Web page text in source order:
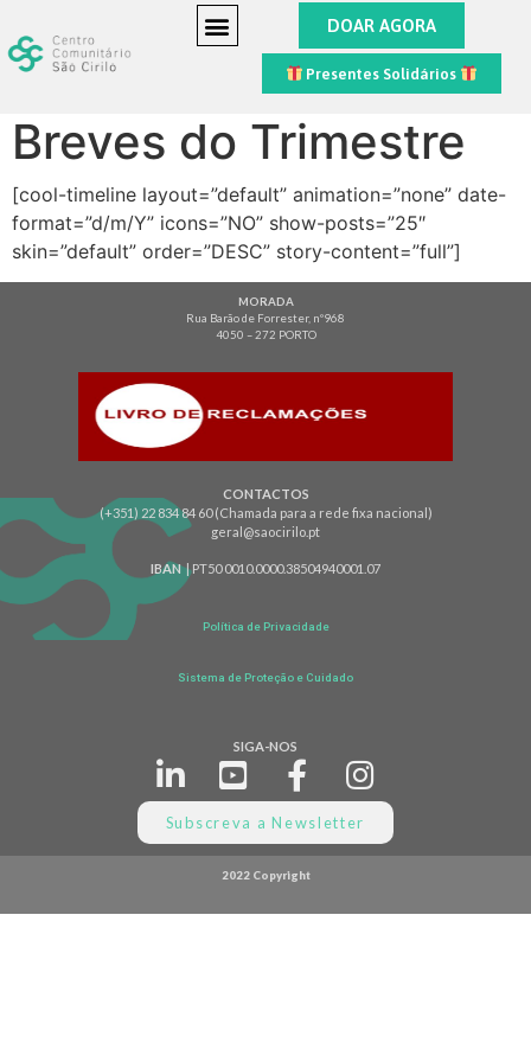
DOAR AGORA
Presentes Solidários
Breves do Trimestre
[cool-timeline layout=”default” animation=”none” date-
format=”d/m/Y” icons=”NO” show-posts=”25″
skin=”default” order=”DESC” story-content=”full”]
MORADA
Rua Barão de Forrester, nº968
4050 – 272 PORTO
CONTACTOS
(+351) 22 834 84 60 (Chamada para a rede fixa nacional)
geral@saocirilo.pt
IBAN| PT50 0010.0000.38504940001.07
Política de Privacidade
Sistema de Proteção e Cuidado
SIGA-NOS
Subscreva a Newsletter
2022 Copyright